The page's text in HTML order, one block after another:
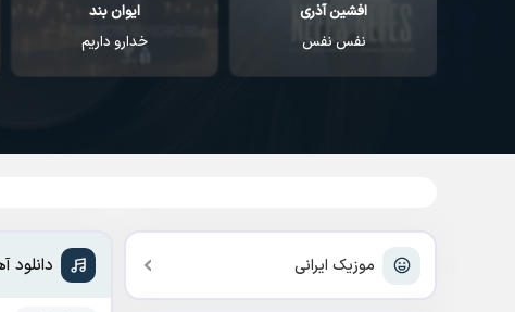
افشین آذری
نفس نفس
ایوان بند
خدارو داریم
موزیک ایرانی دانلود